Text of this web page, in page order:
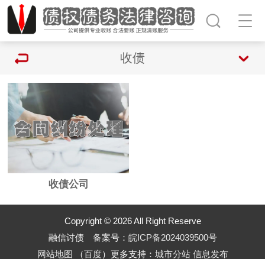
收债
收债公司
Copyright © 2026 All Right Reserve
融信讨债 备案号： 皖ICP备2024039500号
网站地图 （百度）更多支持： 城市分站 信息发布